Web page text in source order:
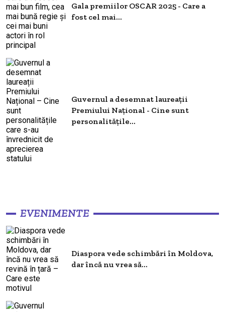
Gala premiilor OSCAR 2025 - Care a
fost cel mai...
Guvernul a desemnat laureații
Premiului Național - Cine sunt
personalitățile...
EVENIMENTE
Diaspora vede schimbări în Moldova,
dar încă nu vrea să...